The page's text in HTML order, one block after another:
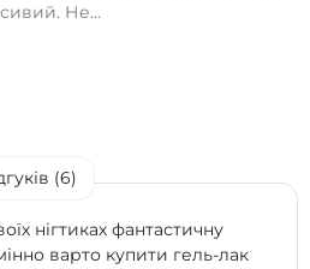
Не...
(6)
нігтиках фантастичну
варто купити гель-лак